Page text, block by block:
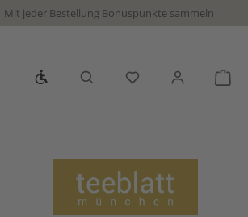
Mit jeder Bestellung Bonuspunkte sammeln
Werkzeugleiste anzeigen
Du hast 0